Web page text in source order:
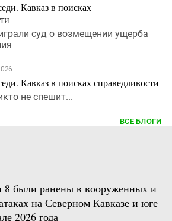
Кавказ в поисках
суд о возмещении ущерба
Кавказ в поисках справедливости
не спешит...
ВСЕ БЛОГИ
8 были ранены в вооруженных и
на Северном Кавказе и юге
2026 года